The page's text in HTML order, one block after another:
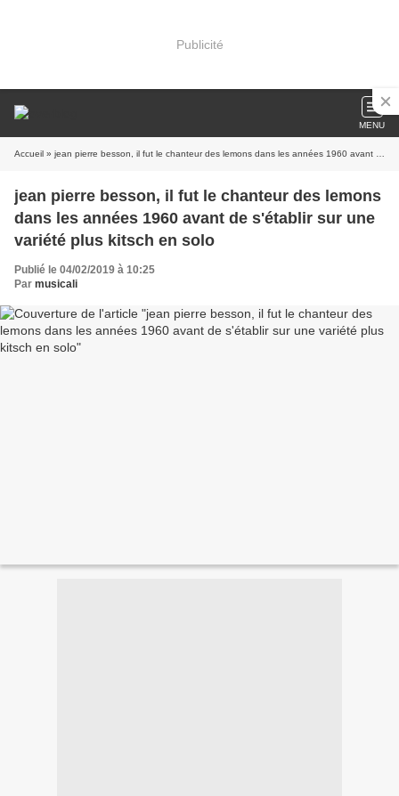
Publicité
MENU
Accueil » jean pierre besson, il fut le chanteur des lemons dans les années 1960 avant de s'établir sur une variété plus kitsch en solo
jean pierre besson, il fut le chanteur des lemons
dans les années 1960 avant de s'établir sur une
variété plus kitsch en solo
Publié le 04/02/2019 à 10:25
Par musicali